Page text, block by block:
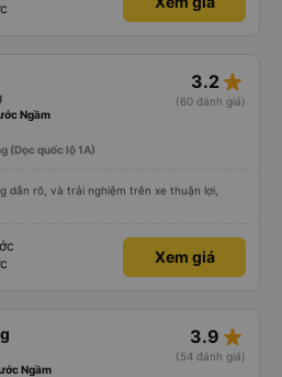
3.2 star_rate
(60 đánh giá)
Ngầm
(Dọc quốc lộ 1A)
dẫn rõ, và trải nghiệm trên xe thuận lợi,
Xem giá
3.9 star_rate
(54 đánh giá)
Ngầm